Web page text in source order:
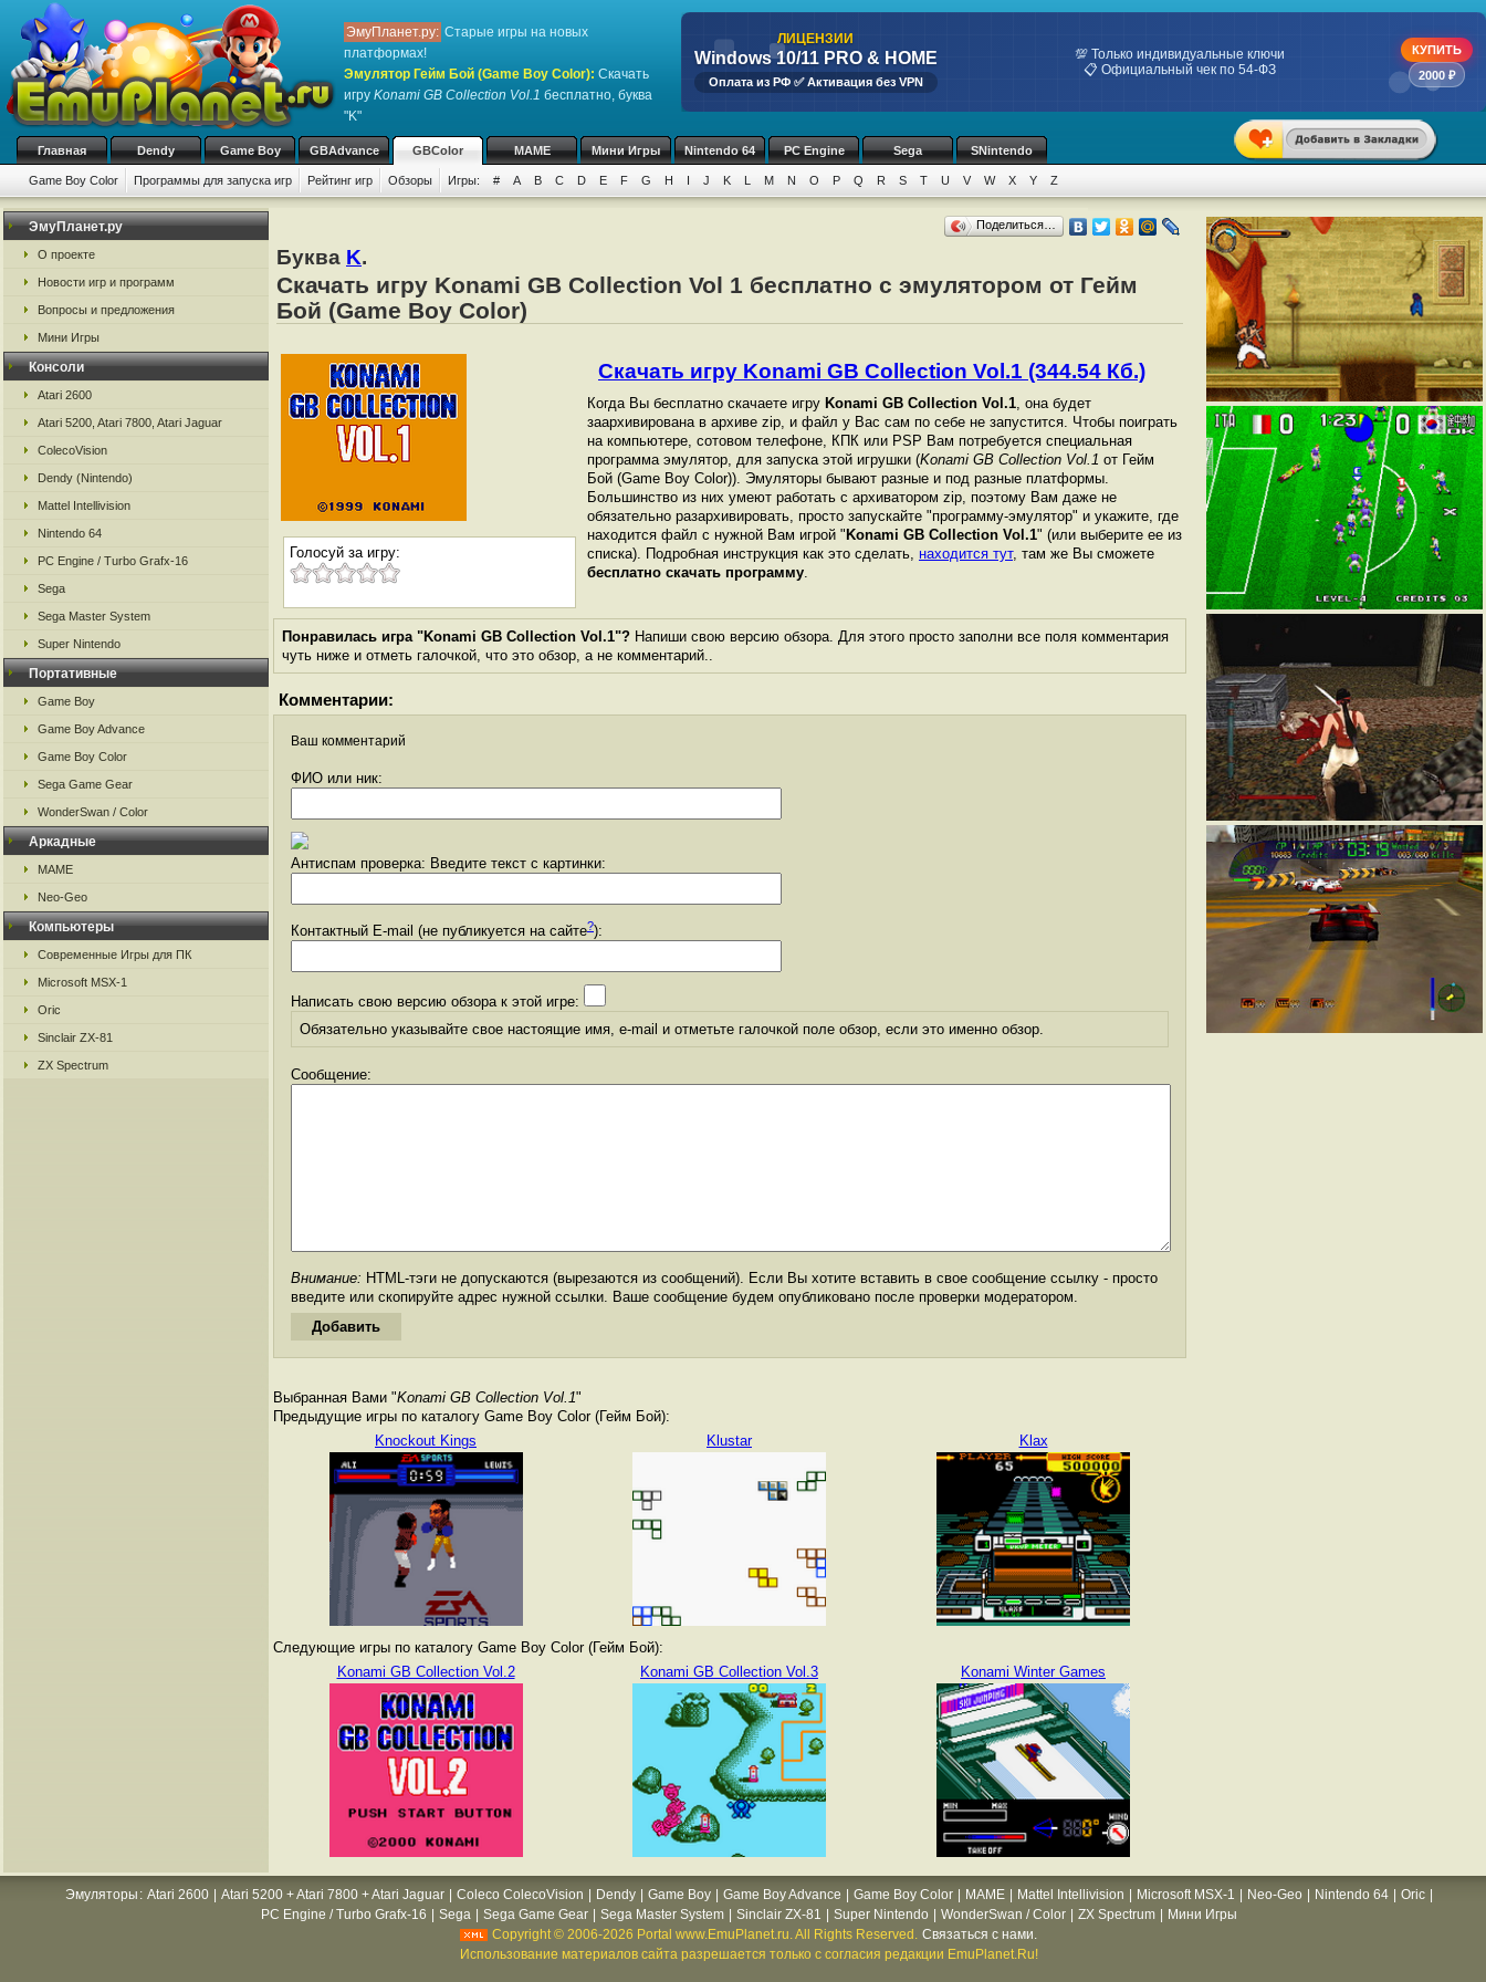
ЭмуПланет.ру: Старые игры на новых
платформах!
Эмулятор Гейм Бой (Game Boy Color): Скачать
игру Konami GB Collection Vol.1 бесплатно, буква
"K"
ЛИЦЕНЗИИ
Windows 10/11 PRO & HOME
Оплата из РФ ✅ Активация без VPN
💯 Только индивидуальные ключи
📋 Официальный чек по 54-ФЗ
КУПИТЬ
2000 ₽
Главная Dendy Game Boy GBAdvance GBColor MAME Мини Игры Nintendo 64 PC Engine Sega SNintendo
Game Boy Color Программы для запуска игр Рейтинг игр Обзоры Игры: # A B C D E F G H I J K L M N O P Q R S T U V W X Y Z
ЭмуПланет.ру
О проекте
Новости игр и программ
Вопросы и предложения
Мини Игры
Консоли
Atari 2600
Atari 5200, Atari 7800, Atari Jaguar
ColecoVision
Dendy (Nintendo)
Mattel Intellivision
Nintendo 64
PC Engine / Turbo Grafx-16
Sega
Sega Master System
Super Nintendo
Портативные
Game Boy
Game Boy Advance
Game Boy Color
Sega Game Gear
WonderSwan / Color
Аркадные
MAME
Neo-Geo
Компьютеры
Современные Игры для ПК
Microsoft MSX-1
Oric
Sinclair ZX-81
ZX Spectrum
Поделиться…
Буква K.
Скачать игру Konami GB Collection Vol 1 бесплатно с эмулятором от Гейм
Бой (Game Boy Color)
Голосуй за игру:
Скачать игру Konami GB Collection Vol.1 (344.54 Кб.)
Когда Вы бесплатно скачаете игру Konami GB Collection Vol.1, она будет
заархивирована в архиве zip, и файл у Вас сам по себе не запустится. Чтобы поиграть
на компьютере, сотовом телефоне, КПК или PSP Вам потребуется специальная
программа эмулятор, для запуска этой игрушки (Konami GB Collection Vol.1 от Гейм
Бой (Game Boy Color)). Эмуляторы бывают разные и под разные платформы.
Большинство из них умеют работать с архиватором zip, поэтому Вам даже не
обязательно разархивировать, просто запускайте "программу-эмулятор" и укажите, где
находится файл с нужной Вам игрой " Konami GB Collection Vol.1" (или выберите ее из
списка). Подробная инструкция как это сделать, находится тут, там же Вы сможете
бесплатно скачать программу.
Понравилась игра "Konami GB Collection Vol.1"? Напиши свою версию обзора. Для этого просто заполни все поля комментария
чуть ниже и отметь галочкой, что это обзор, а не комментарий..
Комментарии:
Ваш комментарий
ФИО или ник:
Антиспам проверка: Введите текст с картинки:
Контактный E-mail (не публикуется на сайте?):
Написать свою версию обзора к этой игре:
Обязательно указывайте свое настоящие имя, e-mail и отметьте галочкой поле обзор, если это именно обзор.
Сообщение:
Внимание: HTML-тэги не допускаются (вырезаются из сообщений). Если Вы хотите вставить в свое сообщение ссылку - просто
введите или скопируйте адрес нужной ссылки. Ваше сообщение будем опубликовано после проверки модератором.
Выбранная Вами "Konami GB Collection Vol.1"
Предыдущие игры по каталогу Game Boy Color (Гейм Бой):
Knockout Kings
Klustar Klax
Следующие игры по каталогу Game Boy Color (Гейм Бой):
Konami GB Collection Vol.2
Konami GB Collection Vol.3 Konami Winter Games
Эмуляторы : Atari 2600 Atari 5200 + Atari 7800 + Atari Jaguar Coleco ColecoVision Dendy Game Boy Game Boy Advance Game Boy Color MAME Mattel Intellivision Microsoft MSX-1 Neo-Geo Nintendo 64 Oric
PC Engine / Turbo Grafx-16
Sega Sega Game Gear Sega Master System Sinclair ZX-81 Super Nintendo WonderSwan / Color ZX Spectrum
Мини Игры
Copyright © 2006-2026 Portal www.EmuPlanet.ru. All Rights Reserved. Связаться с нами.
Использование материалов сайта разрешается только с согласия редакции EmuPlanet.Ru!